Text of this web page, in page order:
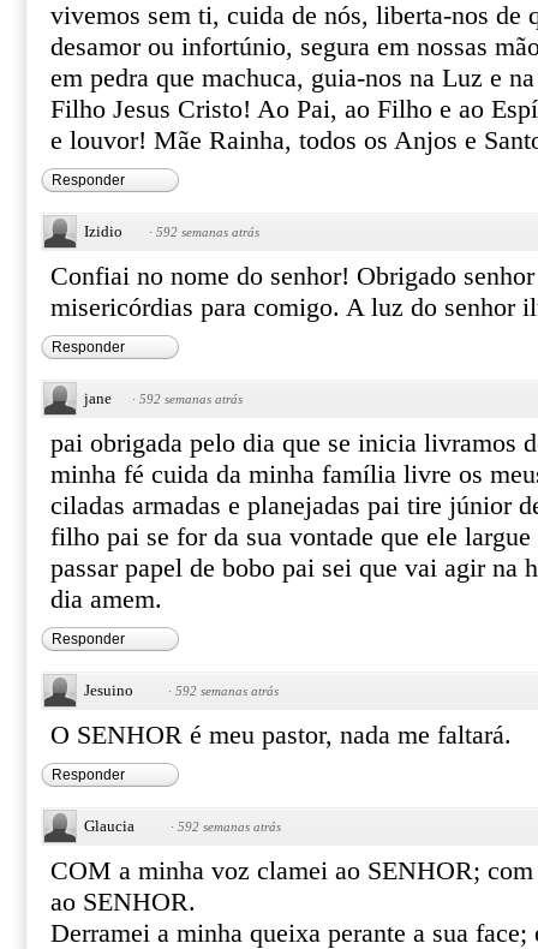
vivemos sem ti, cuida de nós, liberta-nos de
desamor ou infortúnio, segura em nossas
em pedra que machuca, guia-nos na Luz e
Filho Jesus Cristo! Ao Pai, ao Filho e ao
e louvor! Mãe Rainha, todos os Anjos e
Responder
Izidio · 592 semanas atrás
Confiai no nome do senhor! Obrigado
misericórdias para comigo. A luz do senhor
Responder
jane · 592 semanas atrás
pai obrigada pelo dia que se inicia livramos
minha fé cuida da minha família livre os
ciladas armadas e planejadas pai tire júnior
filho pai se for da sua vontade que ele
passar papel de bobo pai sei que vai agir na
dia amem.
Responder
Jesuino · 592 semanas atrás
O SENHOR é meu pastor, nada me faltará.
Responder
Glaucia · 592 semanas atrás
COM a minha voz clamei ao SENHOR;
ao SENHOR.
Derramei a minha queixa perante a sua face;